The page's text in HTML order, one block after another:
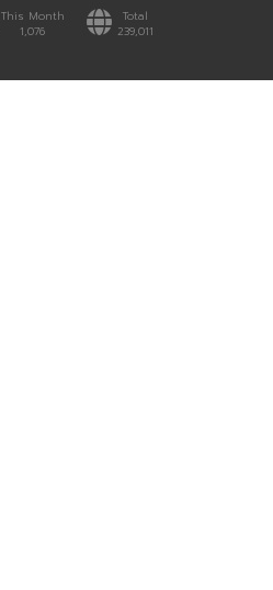
This Month
1,076
Total
239,011